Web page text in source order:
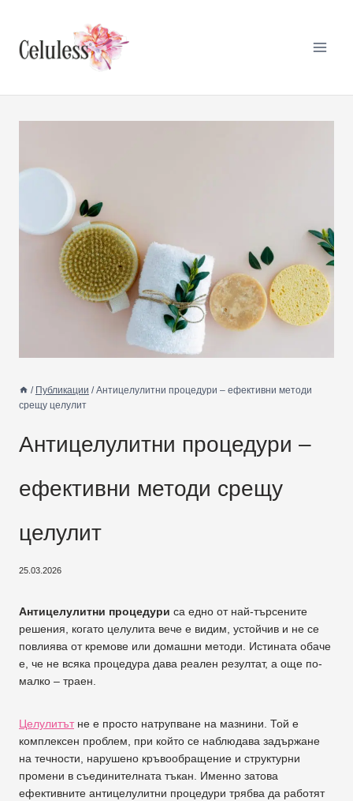
/ Публикации / Антицелулитни процедури – ефективни методи
срещу целулит
Антицелулитни процедури –
ефективни методи срещу
целулит
25.03.2026
Антицелулитни процедури са едно от най-търсените
решения, когато целулита вече е видим, устойчив и не се
повлиява от кремове или домашни методи. Истината обаче
е, че не всяка процедура дава реален резултат, а още по-
малко – траен.
Целулитътне е просто натрупване на мазнини. Той е
комплексен проблем, при който се наблюдава задържане
на течности, нарушено кръвообращение и структурни
промени в съединителната тъкан. Именно затова
ефективните антицелулитни процедури трябва да работят